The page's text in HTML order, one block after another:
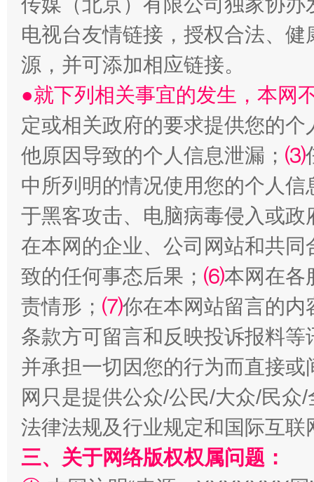
电视台友情链接，授权合法、
源，并可添加相应链接。
●就下列相关事宜的发生，本网
定或相关政府的要求提供您的个
他原因导致的个人信息泄漏； ⑶
中所列明的情况使用您的个人
于黑客攻击、电脑病毒侵入或
在本网的企业、公司网站和共
致的任何事态后果； ⑹本网在各
责情形； ⑺你在本网站留言的内
条款方可留言和反映投诉报料
并承担一切因您的行为而直接
网只是提供公众/公民/大众/民
法律法规及行业规定和国际互
三、关于网络版权权属问题：